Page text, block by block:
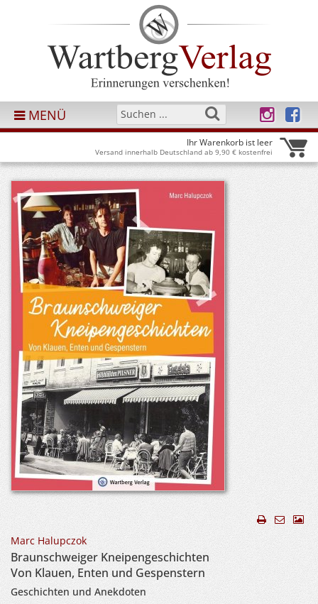
MENÜ
Ihr Warenkorb ist leer
Versand innerhalb Deutschland ab 9,90 € kostenfrei
Marc Halupczok
Braunschweiger Kneipengeschichten
Von Klauen, Enten und Gespenstern
Geschichten und Anekdoten